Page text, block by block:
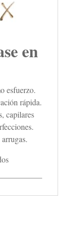
en
esfuerzo.
rápida.
capilares